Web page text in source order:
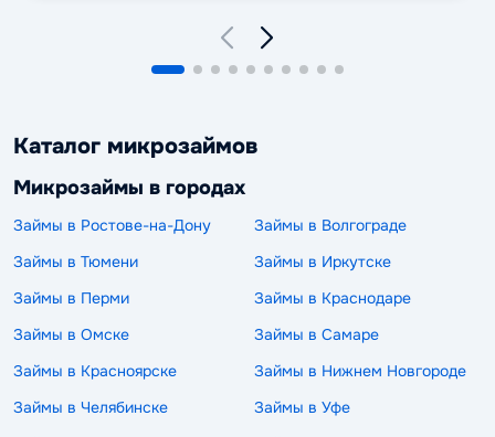
Каталог микрозаймов
Микрозаймы в городах
Займы в Ростове-на-Дону
Займы в Волгограде
Займы в Тюмени
Займы в Иркутске
Займы в Перми
Займы в Краснодаре
Займы в Омске
Займы в Самаре
Займы в Красноярске
Займы в Нижнем Новгороде
Займы в Челябинске
Займы в Уфе